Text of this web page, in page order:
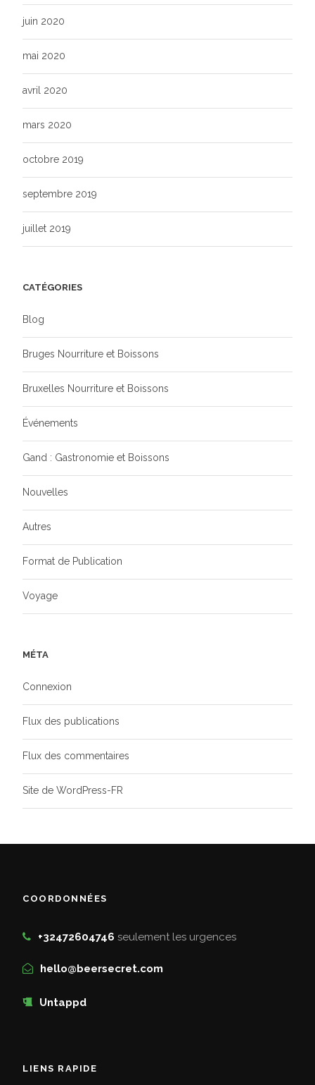
juin 2020
mai 2020
avril 2020
mars 2020
octobre 2019
septembre 2019
juillet 2019
CATÉGORIES
Blog
Bruges Nourriture et Boissons
Bruxelles Nourriture et Boissons
Événements
Gand : Gastronomie et Boissons
Nouvelles
Autres
Format de Publication
Voyage
MÉTA
Connexion
Flux des publications
Flux des commentaires
Site de WordPress-FR
COORDONNÉES
+32472604746 seulement les urgences
hello@beersecret.com
Untappd
LIENS RAPIDE